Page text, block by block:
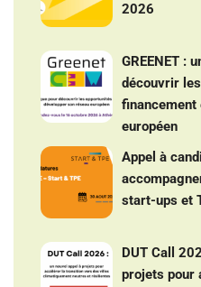
2026
GREENET :
découvrir
financement
européen
Appel à
start-ups et
DUT Call
projets pour